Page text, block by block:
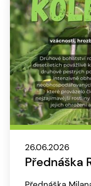
26.06.2026
Přednáška